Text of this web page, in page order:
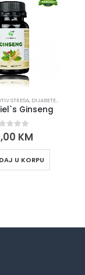
,PROIZVODI ZA IMUNITET I
STRESA, DIJABETES, HOLESTEROL, PRITISAK
Ginseng
of 5
KM
U KORPU